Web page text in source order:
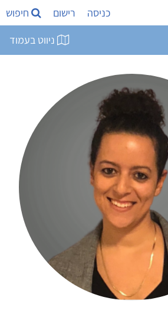
כניסה רישום חיפוש
ניווט בעמוד